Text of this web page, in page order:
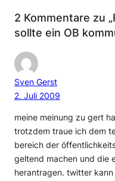
2 Kommentare zu
sollte ein OB
Sven Gerst
2. Juli 2009
meine meinung zu gert
trotzdem traue ich dem
bereich der
geltend machen und die
herantragen. twitter